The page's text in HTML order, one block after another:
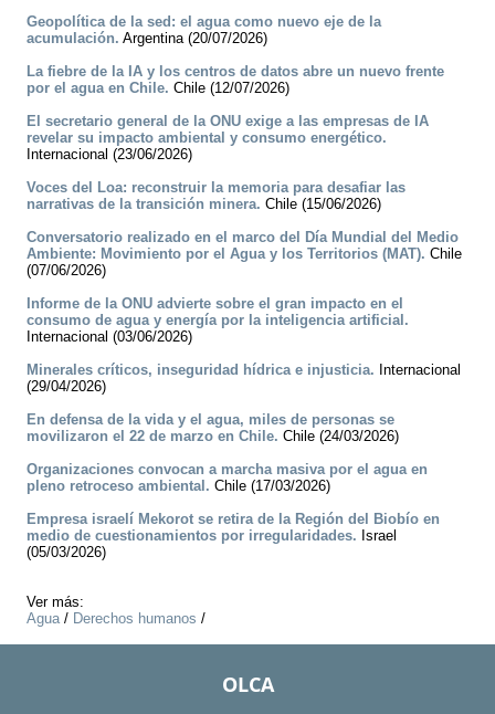
Geopolítica de la sed: el agua como nuevo eje de la
acumulación. Argentina (20/07/2026)
La fiebre de la IA y los centros de datos abre un nuevo frente
por el agua en Chile. Chile (12/07/2026)
El secretario general de la ONU exige a las empresas de IA
revelar su impacto ambiental y consumo energético.
Internacional (23/06/2026)
Voces del Loa: reconstruir la memoria para desafiar las
narrativas de la transición minera. Chile (15/06/2026)
Conversatorio realizado en el marco del Día Mundial del Medio
Ambiente: Movimiento por el Agua y los Territorios (MAT). Chile
(07/06/2026)
Informe de la ONU advierte sobre el gran impacto en el
consumo de agua y energía por la inteligencia artificial.
Internacional (03/06/2026)
Minerales críticos, inseguridad hídrica e injusticia. Internacional
(29/04/2026)
En defensa de la vida y el agua, miles de personas se
movilizaron el 22 de marzo en Chile. Chile (24/03/2026)
Organizaciones convocan a marcha masiva por el agua en
pleno retroceso ambiental. Chile (17/03/2026)
Empresa israelí Mekorot se retira de la Región del Biobío en
medio de cuestionamientos por irregularidades. Israel
(05/03/2026)
Ver más:
Agua/ Derechos humanos /
OLCA